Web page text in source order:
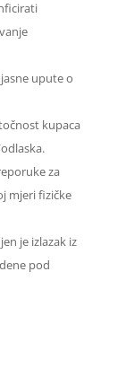
upute o
kupaca
za
mjeri fizičke
je izlazak iz
pod